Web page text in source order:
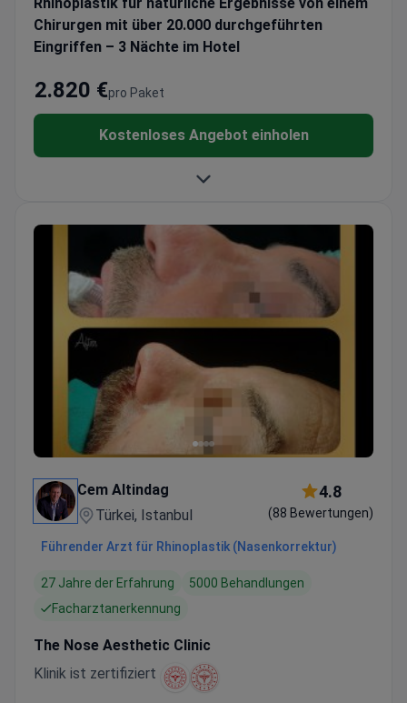
Chirurgen mit über 20.000 durchgeführten
Eingriffen – 3 Nächte im Hotel
pro Paket
2.820 €
Kostenloses Angebot einholen
Cem Altindag
Türkei, Istanbul
4.8
(88 Bewertungen)
Führender Arzt für Rhinoplastik (Nasenkorrektur)
27 Jahre der Erfahrung
5000 Behandlungen
Facharztanerkennung
The Nose Aesthetic Clinic
Klinik ist zertifiziert